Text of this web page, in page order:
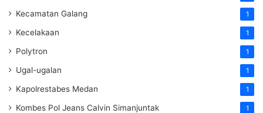
Kecamatan Galang 1
Kecelakaan 1
Polytron 1
Ugal-ugalan 1
Kapolrestabes Medan 1
Kombes Pol Jeans Calvin Simanjuntak 1